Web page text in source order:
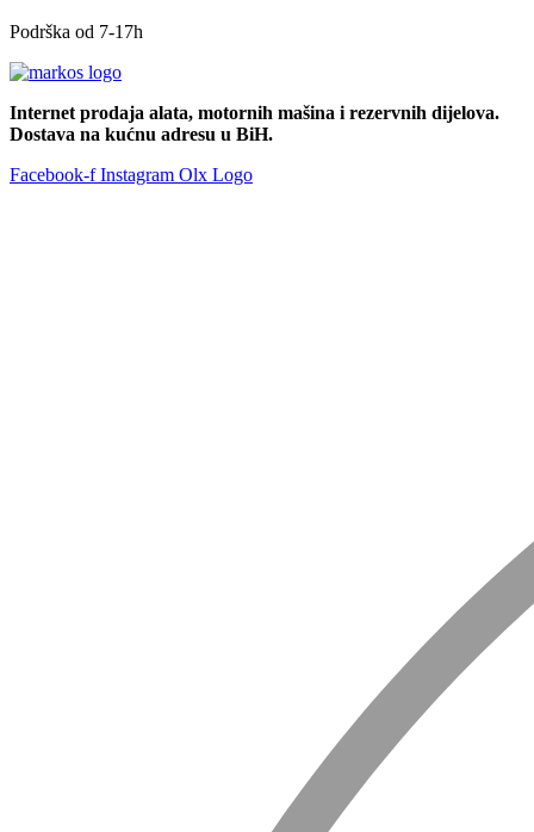
Podrška od 7-17h
Internet prodaja alata, motornih mašina i rezervnih dijelova.
Dostava na kućnu adresu u BiH.
Facebook-f Instagram Olx Logo